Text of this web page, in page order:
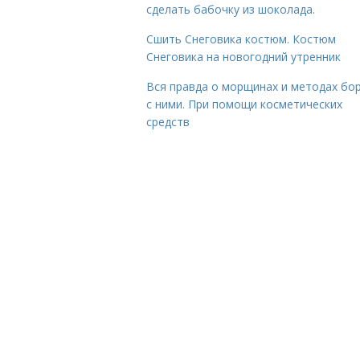
сделать бабочку из шоколада.
Сшить Снеговика костюм. Костюм
Снеговика на новогодний утренник
Вся правда о морщинах и методах
с ними. При помощи косметических
средств